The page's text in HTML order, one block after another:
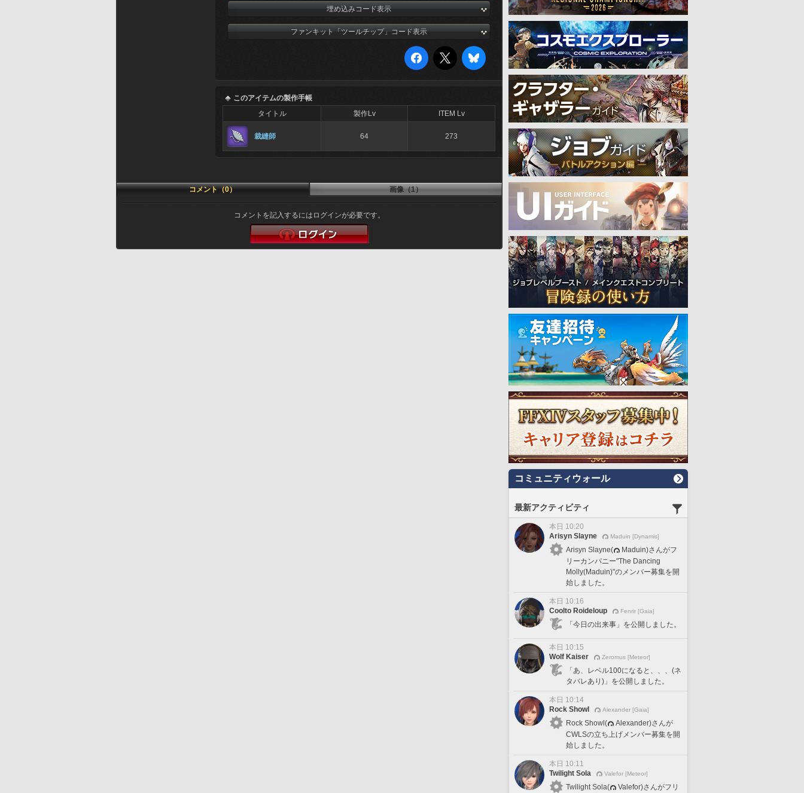
埋め込みコード表示
ファンキット「ツールチップ」コード表示
このアイテムの製作手帳
タイトル
製作Lv ITEM Lv
裁縫師 64 273
コメント（0） 画像（1）
コメントを記入するにはログインが必要です。
コミュニティウォール
最新アクティビティ
本日 10:20
Arisyn Slayne
Maduin [Dynamis]
Arisyn Slayne(
Maduin)さんがフ
リーカンパニー"The Dancing
Molly(Maduin)"のメンバー募集を開
始しました。
本日 10:16
Coolto Roideloup
Fenrir [Gaia]
「今日の出来事」を公開しました。
本日 10:15
Wolf Kaiser
Zeromus [Meteor]
「あ、レベル100になると、、、(ネ
タバレあり)」を公開しました。
本日 10:14
Rock Showl
Alexander [Gaia]
Rock Showl(
Alexander)さんが
CWLSの立ち上げメンバー募集を開
始しました。
本日 10:11
Twilight Sola
Valefor [Meteor]
Twilight Sola(
Valefor)さんがフリ